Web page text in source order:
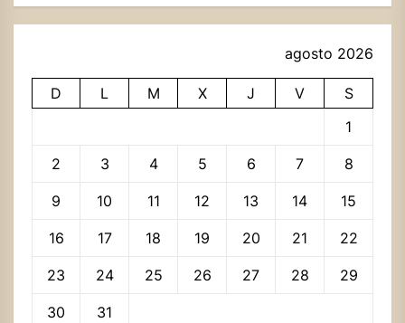
agosto 2026
D L M X J V
S
1
2 3 4 5 6 7 8
9 10 11 12 13 14 15
16 17 18 19 20 21 22
23 24 25 26 27 28 29
30
31